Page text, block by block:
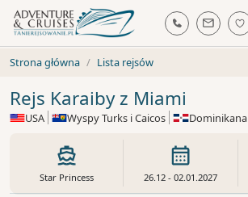
Strona główna Lista rejsów
Rejs Karaiby z Miami
USA Wyspy Turks i Caicos Dominikana
Star Princess 26.12 - 02.01.2027